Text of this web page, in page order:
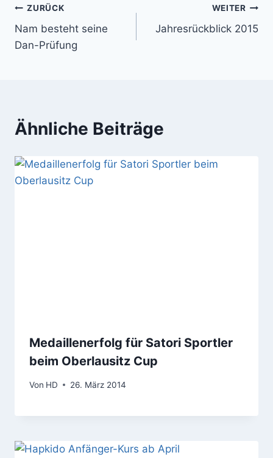
Beitragsnavigation
ZURÜCK
Nam besteht seine
Dan-Prüfung
WEITER
Jahresrückblick 2015
Ähnliche Beiträge
Medaillenerfolg für Satori Sportler
beim Oberlausitz Cup
Von HD 26. März 2014